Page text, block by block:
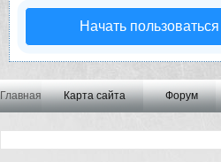
Начать
Главная Карта сайта Форум